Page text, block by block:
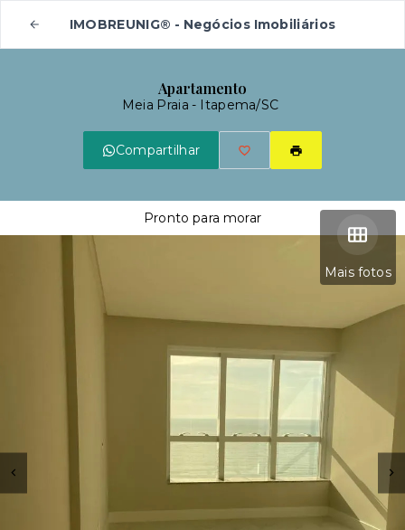
IMOBREUNIG® - Negócios Imobiliários
Apartamento
Meia Praia - Itapema/SC
Compartilhar
Mais fotos
Pronto para morar